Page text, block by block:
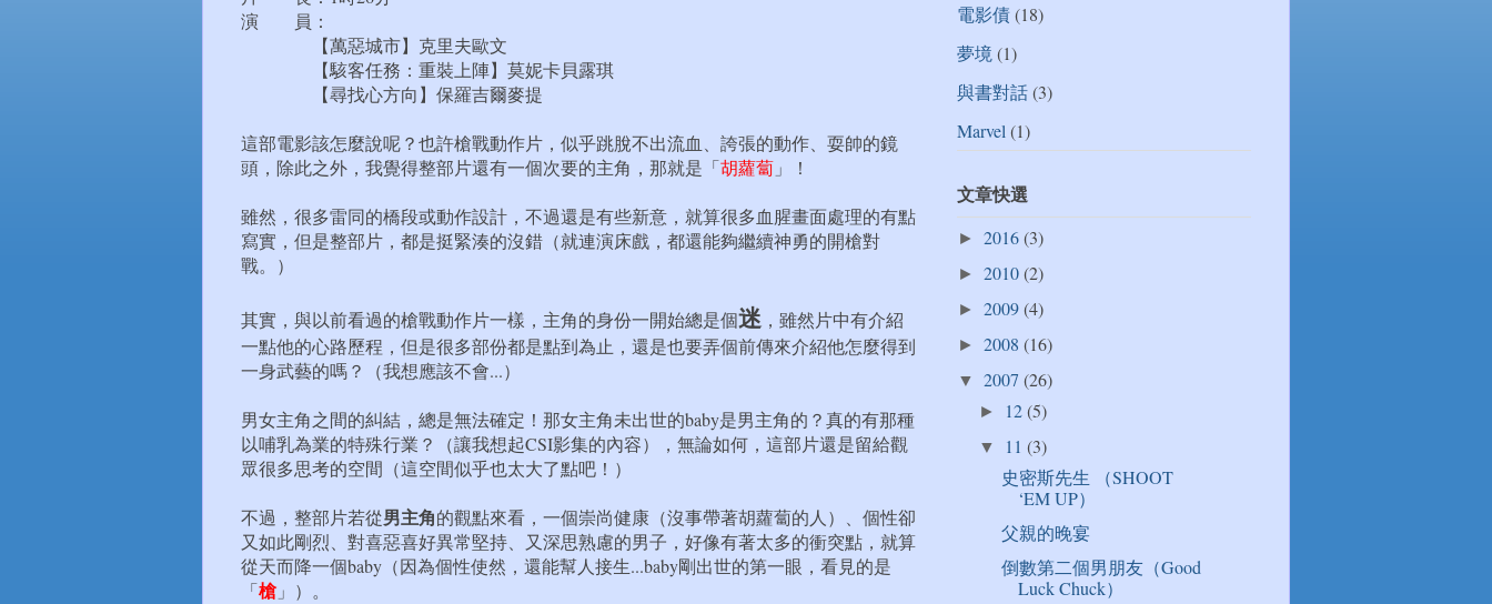
演 員：
【萬惡城市】克里夫歐文
【駭客任務：重裝上陣】莫妮卡貝露琪
【尋找心方向】保羅吉爾麥提
這部電影該怎麼說呢？也許槍戰動作片，似乎跳脫不出流血、誇張的動作、耍帥的鏡
頭，除此之外，我覺得整部片還有一個次要的主角，那就是「胡蘿蔔 」！
雖然，很多雷同的橋段或動作設計，不過還是有些新意，就算很多血腥畫面處理的有點
寫實，但是整部片，都是挺緊湊的沒錯（就連演床戲，都還能夠繼續神勇的開槍對
戰。）
其實，與以前看過的槍戰動作片一樣，主角的身份一開始總是個迷 ，雖然片中有介紹
一點他的心路歷程，但是很多部份都是點到為止，還是也要弄個前傳來介紹他怎麼得到
一身武藝的嗎？（我想應該不會...）
男女主角之間的糾結，總是無法確定！那女主角未出世的baby是男主角的？真的有那種
以哺乳為業的特殊行業？（讓我想起CSI影集的內容），無論如何，這部片還是留給觀
眾很多思考的空間（這空間似乎也太大了點吧！）
不過，整部片若從男主角的觀點來看，一個崇尚健康（沒事帶著胡蘿蔔的人）、個性卻
又如此剛烈、對喜惡喜好異常堅持、又深思熟慮的男子，好像有著太多的衝突點，就算
從天而降一個baby（因為個性使然，還能幫人接生...baby剛出世的第一眼，看見的是
「槍 」）。
電影債(18)
夢境(1)
與書對話(3)
Marvel(1)
文章快選
► 2016(3)
► 2010(2)
► 2009(4)
► 2008 (16)
▼ 2007 (26)
► 12(5)
▼ 11(3)
史密斯先生 （SHOOT
‘EM UP）
父親的晚宴
倒數第二個男朋友（Good
Luck Chuck）